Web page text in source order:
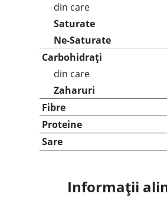
din care
Saturate
Ne-Saturate
Carbohidrați
din care
Zaharuri
Fibre
Proteine
Sare
Informații